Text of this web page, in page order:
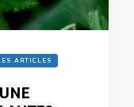
ARTICLES